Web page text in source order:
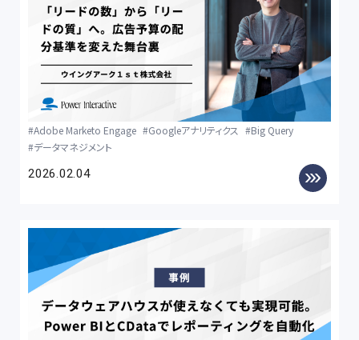
Adobe Marketo Engage Googleアナリティクス
Big Query
データマネジメント
2026.02.04